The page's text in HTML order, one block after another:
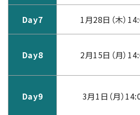
Day7 1月28日（木）
Day8 2月15日（月）
Day9 3月1日（月）